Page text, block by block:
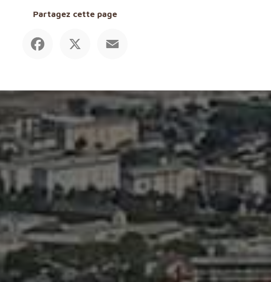
Partagez cette page